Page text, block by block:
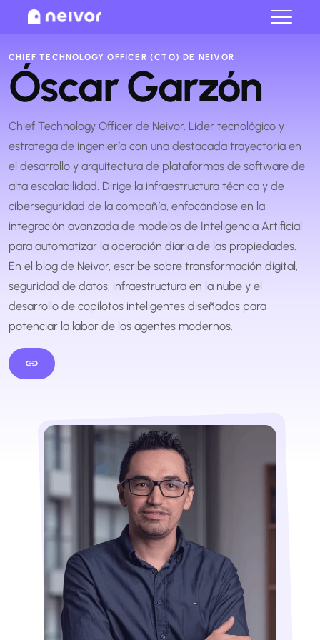
Cerrar
CHIEF TECHNOLOGY OFFICER (CTO) DE NEIVOR
Óscar Garzón
Chief Technology Officer de Neivor. Líder tecnológico y
estratega de ingeniería con una destacada trayectoria en
el desarrollo y arquitectura de plataformas de software de
alta escalabilidad. Dirige la infraestructura técnica y de
ciberseguridad de la compañía, enfocándose en la
integración avanzada de modelos de Inteligencia Artificial
para automatizar la operación diaria de las propiedades.
En el blog de Neivor, escribe sobre transformación digital,
seguridad de datos, infraestructura en la nube y el
desarrollo de copilotos inteligentes diseñados para
potenciar la labor de los agentes modernos.